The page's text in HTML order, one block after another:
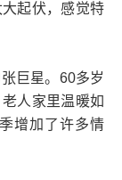
起伏，感觉特
巨星。60多岁
人家里温暖如
增加了许多情